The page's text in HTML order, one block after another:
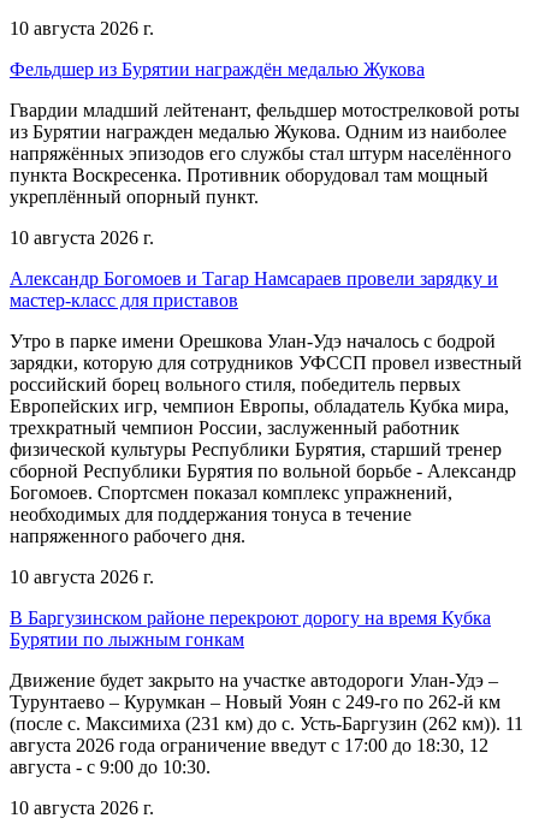
10 августа 2026 г.
Фельдшер из Бурятии награждён медалью Жукова
Гвардии младший лейтенант, фельдшер мотострелковой роты
из Бурятии награжден медалью Жукова. Одним из наиболее
напряжённых эпизодов его службы стал штурм населённого
пункта Воскресенка. Противник оборудовал там мощный
укреплённый опорный пункт.
10 августа 2026 г.
Александр Богомоев и Тагар Намсараев провели зарядку и
мастер-класс для приставов
Утро в парке имени Орешкова Улан-Удэ началось с бодрой
зарядки, которую для сотрудников УФССП провел известный
российский борец вольного стиля, победитель первых
Европейских игр, чемпион Европы, обладатель Кубка мира,
трехкратный чемпион России, заслуженный работник
физической культуры Республики Бурятия, старший тренер
сборной Республики Бурятия по вольной борьбе - Александр
Богомоев. Спортсмен показал комплекс упражнений,
необходимых для поддержания тонуса в течение
напряженного рабочего дня.
10 августа 2026 г.
В Баргузинском районе перекроют дорогу на время Кубка
Бурятии по лыжным гонкам
Движение будет закрыто на участке автодороги Улан-Удэ –
Турунтаево – Курумкан – Новый Уоян с 249-го по 262-й км
(после с. Максимиха (231 км) до с. Усть-Баргузин (262 км)). 11
августа 2026 года ограничение введут с 17:00 до 18:30, 12
августа - с 9:00 до 10:30.
10 августа 2026 г.